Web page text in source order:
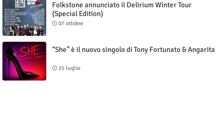
Folkstone annunciato il Delirium Winter Tour
(Special Edition)
07 ottobre
“She” è il nuovo singolo di Tony Fortunato & Angarita
21 luglio